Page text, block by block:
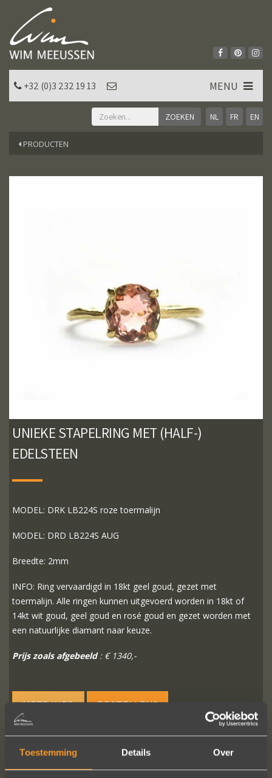
Toestemming Details Over
NL FR EN
+32 (0)3 232 19 13 MENU
PRODUCTEN
UNIEKE STAPELRING MET (HALF-)
EDELSTEEN
MODEL: DRK LB224S roze toermalijn
MODEL: DRD LB224S AUG
Breedte: 2mm
INFO: Ring vervaardigd in 18kt geel goud, gezet met
toermalijn. Alle ringen kunnen uitgevoerd worden in 18kt of
14kt wit goud, geel goud en rosé goud en gezet worden met
een natuurlijke diamant naar keuze.
Prijs zoals afgebeeld: € 1340,-
MEER INFO BESTELLEN?